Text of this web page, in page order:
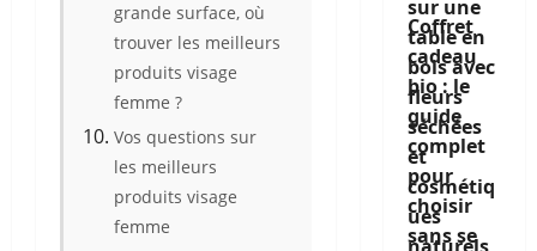
grande surface, où
trouver les meilleurs
produits visage
femme ?
Vos questions sur
les meilleurs
produits visage
femme
Coffret
cadeau
bio : le
guide
complet
pour
choisir
sans se